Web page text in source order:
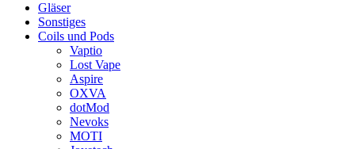
Gläser
Sonstiges
Coils und Pods
Vaptio
Lost Vape
Aspire
OXVA
dotMod
Nevoks
MOTI